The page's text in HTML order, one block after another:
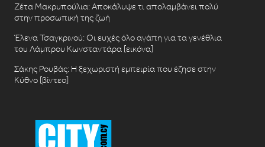
Ζέτα Μακρυπούλια: Αποκάλυψε τι απολαμβάνει πολύ
στην προσωπική της ζωή
Έλενα Τσαγκρινού: Οι ευχές όλο αγάπη για τα γενέθλια
του Λάμπρου Κωνσταντάρα [εικόνα]
Σάκης Ρουβάς: Η ξεχωριστή εμπειρία που έζησε στην
Κύθνο [βίντεο]